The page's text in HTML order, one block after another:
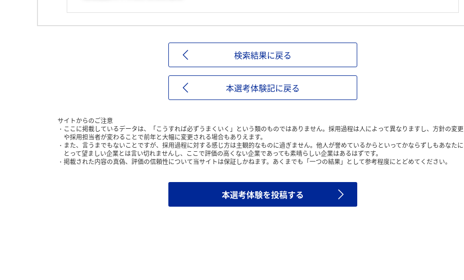
検索結果に戻る
本選考体験記に戻る
サイトからのご注意
ここに掲載しているデータは、「こうすれば必ずうまくいく」という類のものではありません。採用過程は人によって異なりますし、方針の変更
や採用担当者が変わることで前年と大幅に変更される場合もありえます。
また、言うまでもないことですが、採用過程に対する感じ方は主観的なものに過ぎません。他人が誉めているからといってかならずしもあなたに
とって望ましい企業とは言い切れませんし、ここで評価の高くない企業であっても素晴らしい企業はあるはずです。
掲載された内容の真偽、評価の信頼性について当サイトは保証しかねます。あくまでも「一つの結果」として参考程度にとどめてください。
本選考体験を投稿する